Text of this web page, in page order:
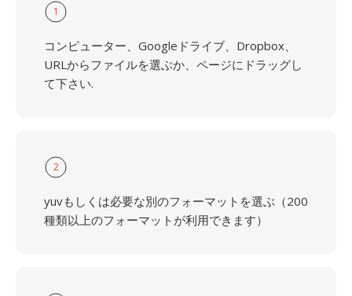
1
コンピューター、Googleドライブ、Dropbox、
URLからファイルを選ぶか、ページにドラッグし
て下さい.
2
yuvもしくは必要な別のフォーマットを選ぶ（200
種類以上のフォーマットが利用できます）